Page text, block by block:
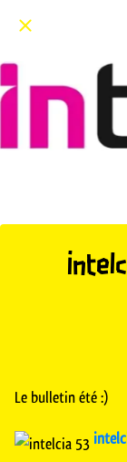
Le bulletin été :)